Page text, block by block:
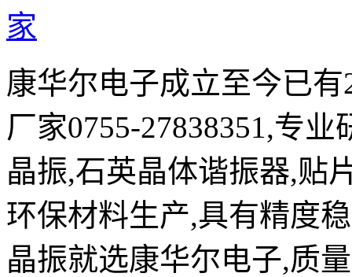
康华尔电子成立至今已
厂家0755-27838351,专
晶振,石英晶体谐振器,贴
环保材料生产,具有精度
晶振就选康华尔电子,质